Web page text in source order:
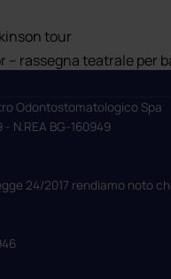
tour
rassegna teatrale per
Odontostomatologico Spa
- N.REA BG-160949
24/2017 rendiamo noto